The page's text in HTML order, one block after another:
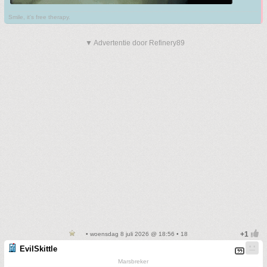
Smile, it's free therapy.
▼ Advertentie door Refinery89
• woensdag 8 juli 2026 @ 18:56 • 18
EvilSkittle
Marsbreker